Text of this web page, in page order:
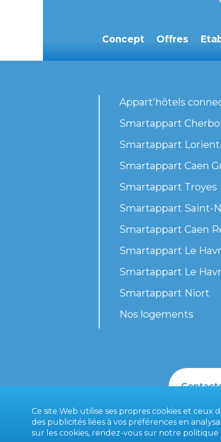
Concept Offres
Appart'hôtels
Smartappart
Smartappart Lorient
Smartappart Caen
Smartappart Troyes
Smartappart Saint-
Smartappart Caen
Smartappart Le
Smartappart Le
Smartappart Niort
Nos logements
Ce site Web utilise ses propres cookies et
des publicités liées à vos préférences en
sur les cookies, rendez-vous sur notre politique